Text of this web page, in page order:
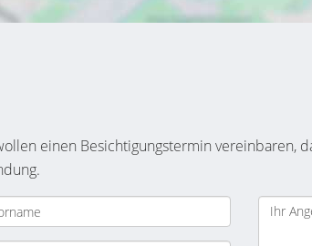
einen Besichtigungstermin